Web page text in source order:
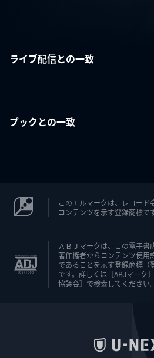
ライブ配信との一致
ブックとの一致
このエルマークは、レコード
コンテンツを示す登録商標で
ＡＢＪマークは、この電子書
著作権者からコンテンツ使用
であることを示す登録商標（
です。詳しくは［ABJマーク
協議会］で検索してください。